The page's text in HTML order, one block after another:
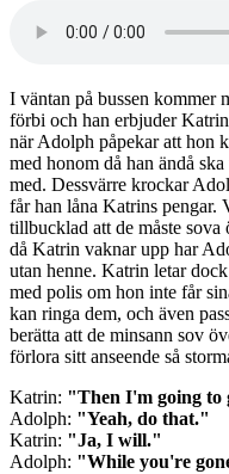
I väntan på bussen kommer
förbi och han erbjuder
när Adolph påpekar att hon
med honom då han ändå
med. Dessvärre krockar
får han låna Katrins pengar.
tillbucklad att de måste
då Katrin vaknar upp har
utan henne. Katrin letar
med polis om hon inte får
kan ringa dem, och även
berätta att de minsann sov
förlora sitt anseende så
Katrin: "Then I'm going to
Adolph: "Yeah, do that."
Katrin: "Ja, I will."
Adolph: "While you're